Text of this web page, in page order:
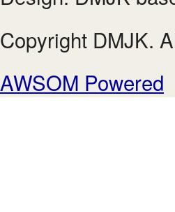
Copyright DMJK.
AWSOM Powered